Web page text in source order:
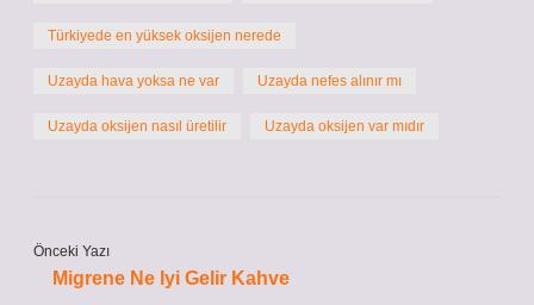
Türkiyede en yüksek oksijen nerede
Uzayda hava yoksa ne var Uzayda nefes alınır mı
Uzayda oksijen nasıl üretilir Uzayda oksijen var mıdır
Önceki Yazı
Migrene Ne Iyi Gelir Kahve